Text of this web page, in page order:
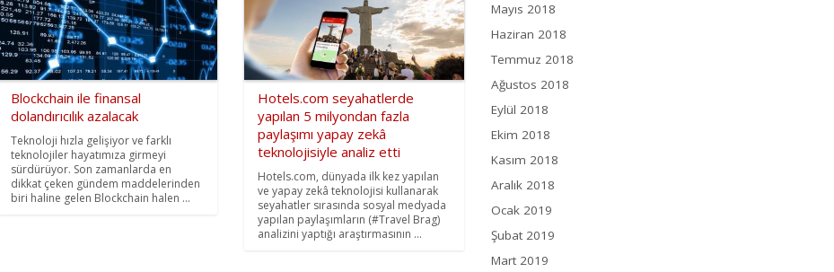
Blockchain ile finansal
dolandırıcılık azalacak
Teknoloji hızla gelişiyor ve farklı
teknolojiler hayatımıza girmeyi
sürdürüyor. Son zamanlarda en
dikkat çeken gündem maddelerinden
biri haline gelen Blockchain halen ...
Hotels.com seyahatlerde
yapılan 5 milyondan fazla
paylaşımı yapay zekâ
teknolojisiyle analiz etti
Hotels.com, dünyada ilk kez yapılan
ve yapay zekâ teknolojisi kullanarak
seyahatler sırasında sosyal medyada
yapılan paylaşımların (#Travel Brag)
analizini yaptığı araştırmasının ...
Mayıs 2018
Haziran 2018
Temmuz 2018
Ağustos 2018
Eylül 2018
Ekim 2018
Kasım 2018
Aralık 2018
Ocak 2019
Şubat 2019
Mart 2019